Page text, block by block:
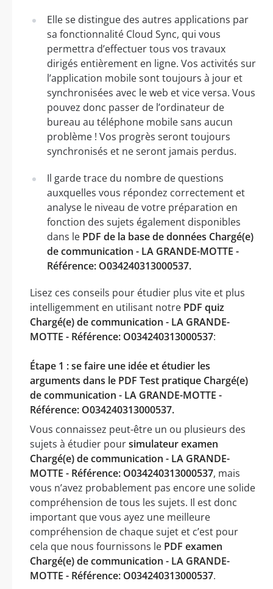
Elle se distingue des autres applications par
sa fonctionnalité Cloud Sync, qui vous
permettra d’effectuer tous vos travaux
dirigés entièrement en ligne. Vos activités sur
l’application mobile sont toujours à jour et
synchronisées avec le web et vice versa. Vous
pouvez donc passer de l’ordinateur de
bureau au téléphone mobile sans aucun
problème ! Vos progrès seront toujours
synchronisés et ne seront jamais perdus.
Il garde trace du nombre de questions
auxquelles vous répondez correctement et
analyse le niveau de votre préparation en
fonction des sujets également disponibles
dans le PDF de la base de données Chargé(e)
de communication - LA GRANDE-MOTTE -
Référence: O034240313000537.
Lisez ces conseils pour étudier plus vite et plus
intelligemment en utilisant notre PDF quiz
Chargé(e) de communication - LA GRANDE-
MOTTE - Référence: O034240313000537:
Étape 1 : se faire une idée et étudier les
arguments dans le PDF Test pratique Chargé(e)
de communication - LA GRANDE-MOTTE -
Référence: O034240313000537.
Vous connaissez peut-être un ou plusieurs des
sujets à étudier poursimulateur examen
Chargé(e) de communication - LA GRANDE-
MOTTE - Référence: O034240313000537, mais
vous n’avez probablement pas encore une solide
compréhension de tous les sujets. Il est donc
important que vous ayez une meilleure
compréhension de chaque sujet et c’est pour
cela que nous fournissons le PDF examen
Chargé(e) de communication - LA GRANDE-
MOTTE - Référence: O034240313000537.